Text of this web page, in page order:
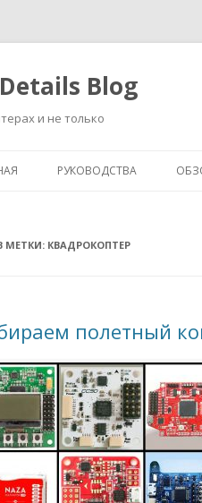
Blog
и не только
РУКОВОДСТВА
МЕТКИ: КВАДРОКОПТЕР
полетный